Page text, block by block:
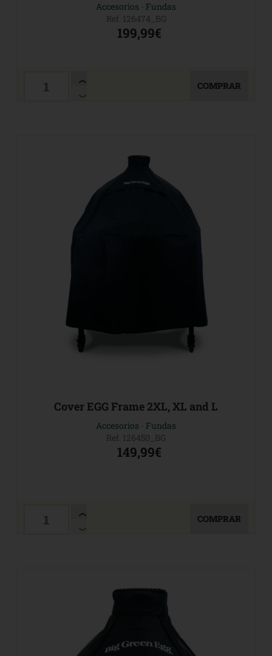
Accesorios
Fundas
Ref. 126474_BG
199,99€
COMPRAR
Cover EGG Frame 2XL, XL and L
Accesorios
Fundas
Ref. 126450_BG
149,99€
COMPRAR